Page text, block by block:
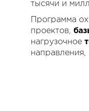
тысячи и
Программа
проектов,
нагрузочное